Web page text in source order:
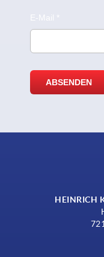
HEINRICH